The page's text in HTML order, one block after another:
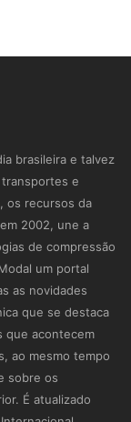
brasileira e talvez
e
os recursos da
2002, une a
de compressão
um portal
as novidades
que se destaca
que acontecem
ao mesmo tempo
sobre os
É atualizado